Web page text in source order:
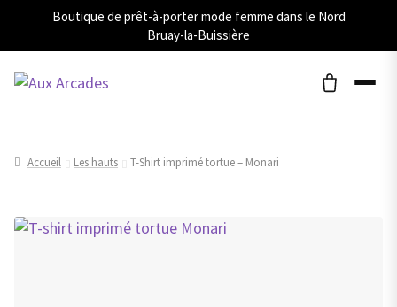
Boutique de prêt-à-porter mode femme dans le Nord
Bruay-la-Buissière
Accueil Les hauts T-Shirt imprimé tortue – Monari